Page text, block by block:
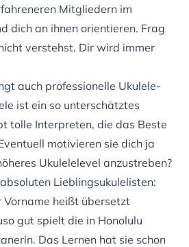
Mitgliedern im
dich an ihnen orientieren. Frag
verstehst. Dir wird immer
auch professionelle Ukulele-
ist ein so unterschätztes
tolle Interpreten, die das Beste
motivieren sie dich ja
Ukulelelevel anzustreben?
Lieblingsukulelisten:
Vorname heißt übersetzt
gut spielt die in Honolulu
Das Lernen hat sie schon